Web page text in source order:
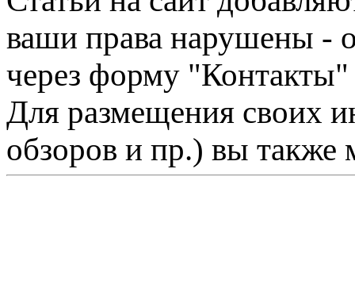
ваши права нарушены -
через форму "Контакты"
Для размещения своих
обзоров и пр.) вы также